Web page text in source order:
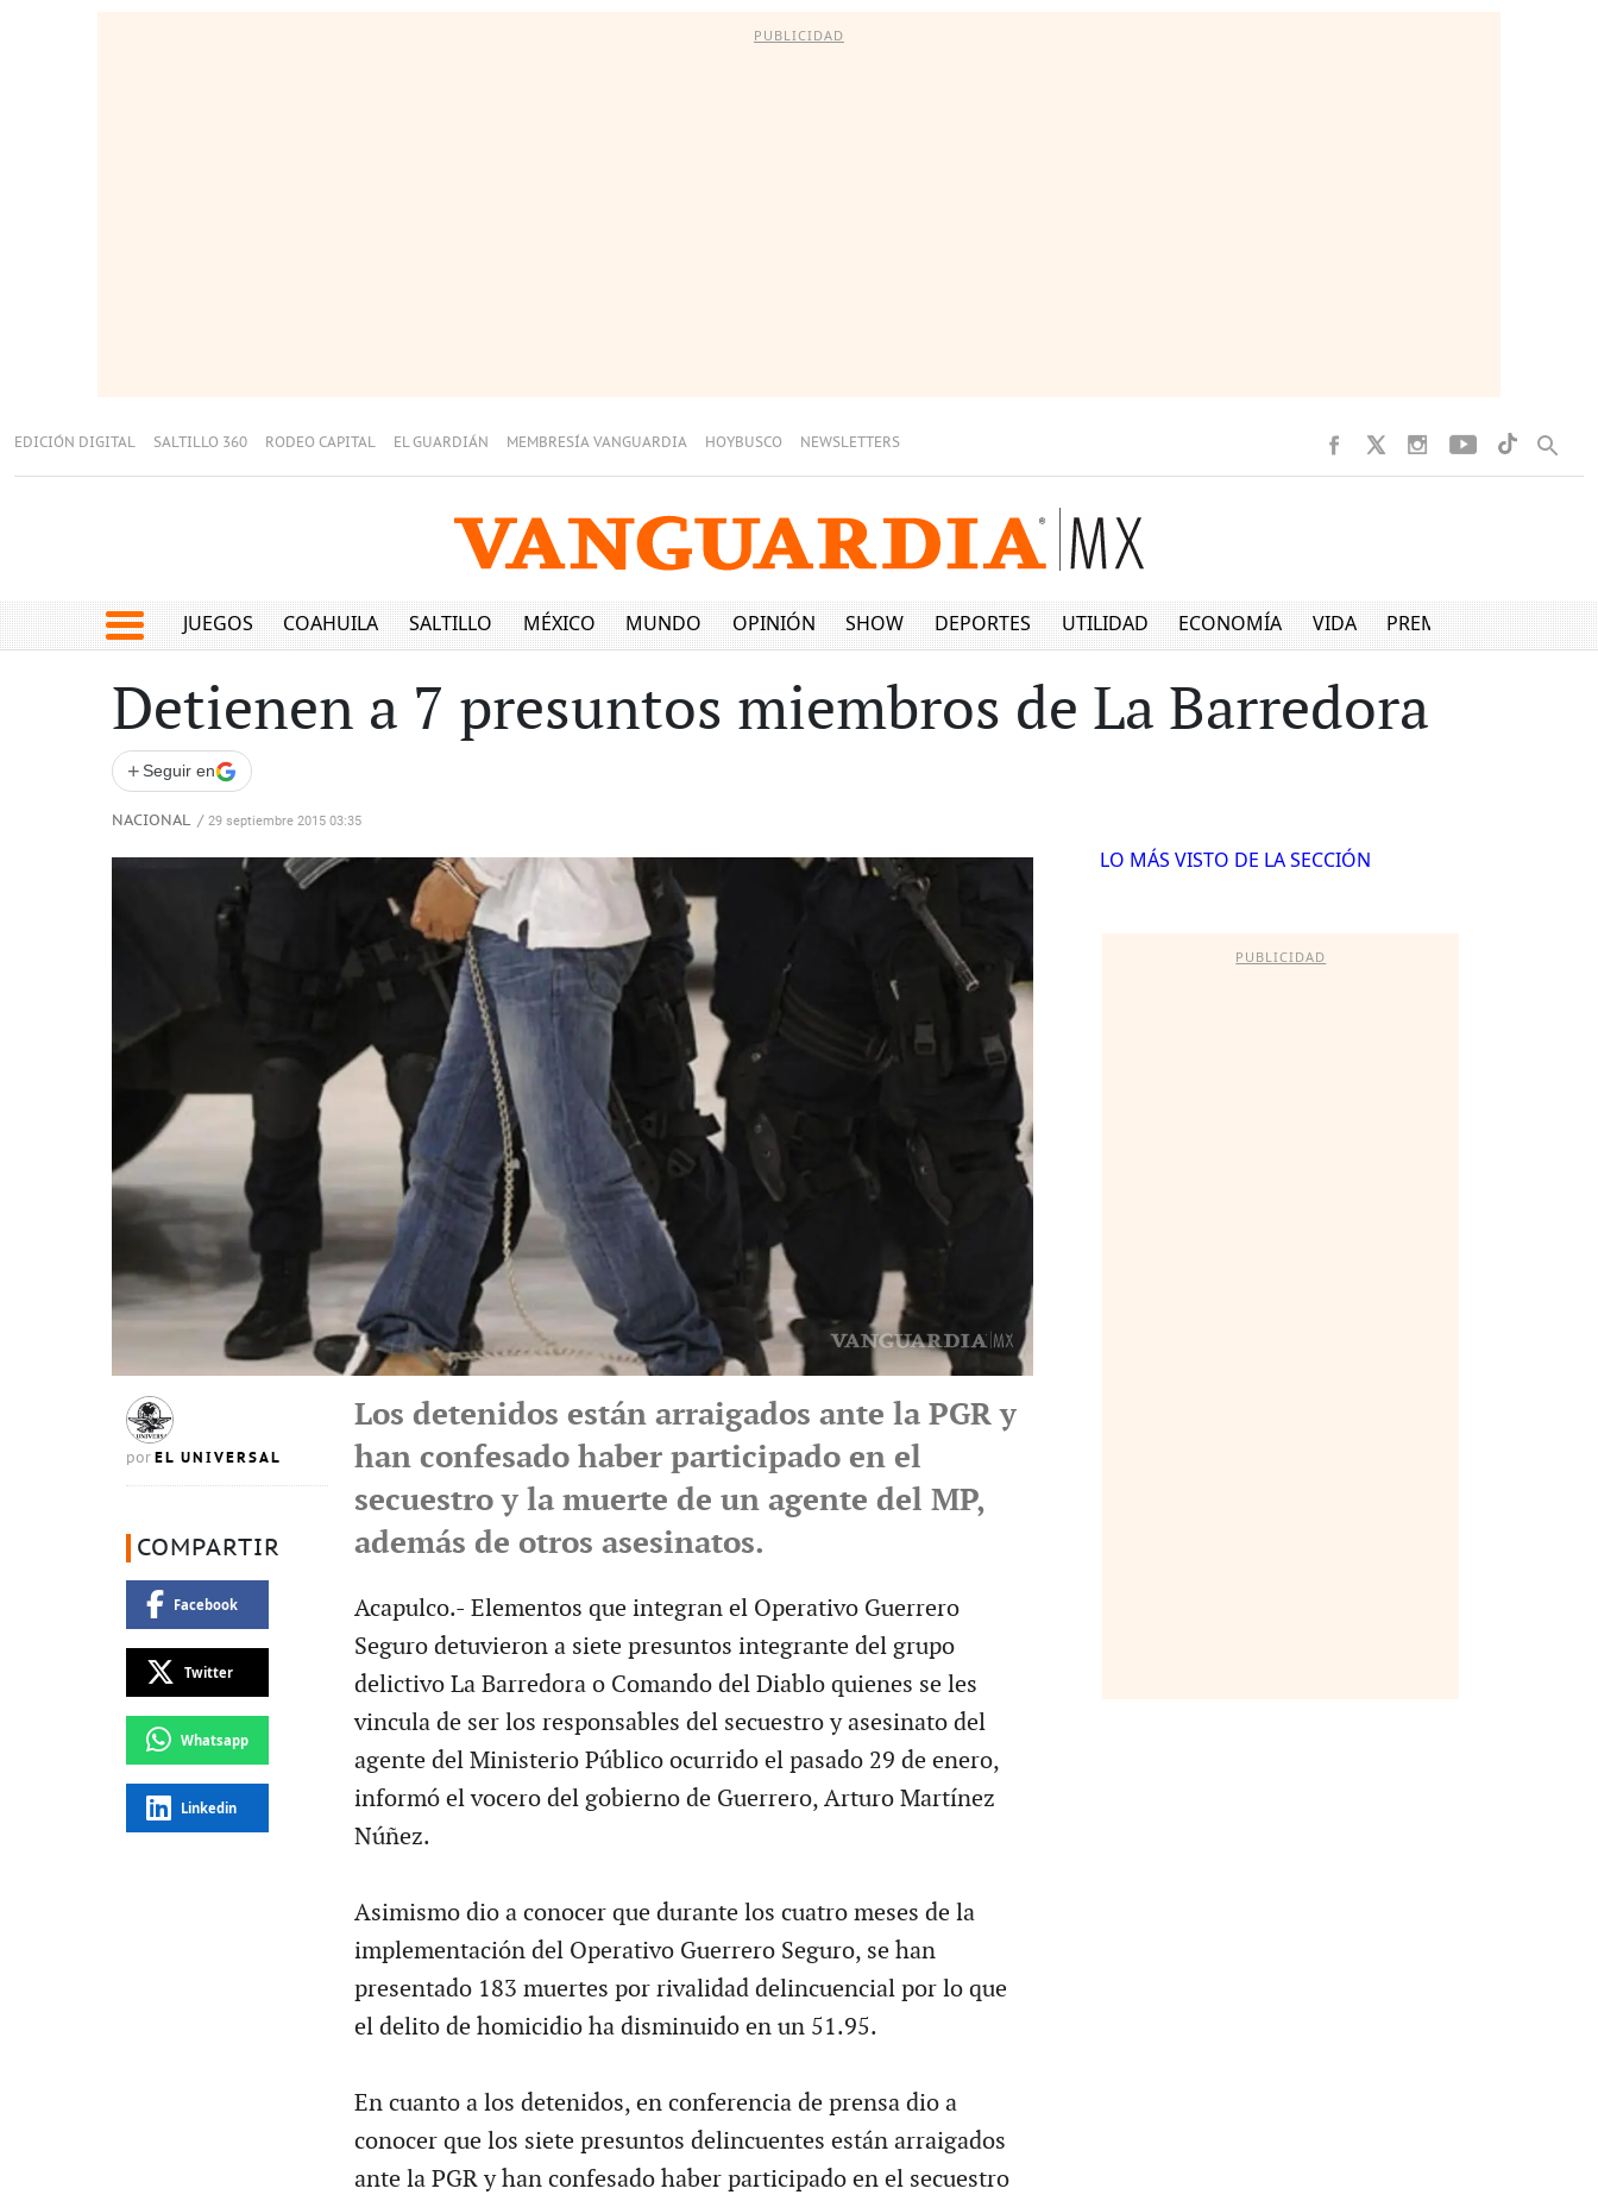
PUBLICIDAD
EDICIÓN DIGITAL SALTILLO 360 RODEO CAPITAL EL GUARDIÁN MEMBRESÍA VANGUARDIA HOYBUSCO NEWSLETTERS
JUEGOS COAHUILA SALTILLO MÉXICO MUNDO OPINIÓN SHOW DEPORTES UTILIDAD ECONOMÍA VIDA PREMIUM
Detienen a 7 presuntos miembros de La Barredora
+ Seguir en
NACIONAL / 29 septiembre 2015 03:35
por EL UNIVERSAL
COMPARTIR
Facebook
Twitter
Whatsapp
Linkedin
Los detenidos están arraigados ante la PGR y
han confesado haber participado en el
secuestro y la muerte de un agente del MP,
además de otros asesinatos.
Acapulco.- Elementos que integran el Operativo Guerrero
Seguro detuvieron a siete presuntos integrante del grupo
delictivo La Barredora o Comando del Diablo quienes se les
vincula de ser los responsables del secuestro y asesinato del
agente del Ministerio Público ocurrido el pasado 29 de enero,
informó el vocero del gobierno de Guerrero, Arturo Martínez
Núñez.
Asimismo dio a conocer que durante los cuatro meses de la
implementación del Operativo Guerrero Seguro, se han
presentado 183 muertes por rivalidad delincuencial por lo que
el delito de homicidio ha disminuido en un 51.95.
En cuanto a los detenidos, en conferencia de prensa dio a
conocer que los siete presuntos delincuentes están arraigados
ante la PGR y han confesado haber participado en el secuestro
LO MÁS VISTO DE LA SECCIÓN
PUBLICIDAD